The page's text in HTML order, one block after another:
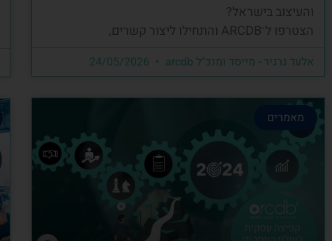
והעיצוב בישראל?
הצטרפו ל־ARCDB והתחילו ליצור קשרים,
אלעד גרגיר - מייסד ומנכ"ל arcdb
מאמרים